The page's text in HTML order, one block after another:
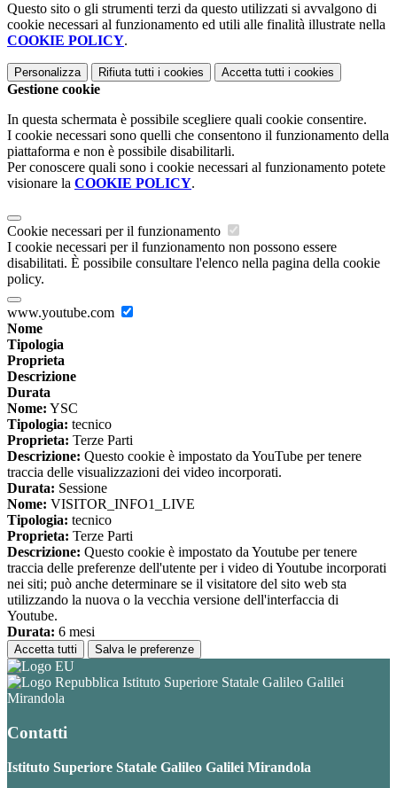
Questo sito o gli strumenti terzi da questo utilizzati si avvalgono di
cookie necessari al funzionamento ed utili alle finalità illustrate nella
COOKIE POLICY.
Personalizza Rifiuta tutti i cookies Accetta tutti i cookies
Gestione cookie
In questa schermata è possibile scegliere quali cookie consentire.
I cookie necessari sono quelli che consentono il funzionamento della
piattaforma e non è possibile disabilitarli.
Per conoscere quali sono i cookie necessari al funzionamento potete
visionare la COOKIE POLICY.
Cookie necessari per il funzionamento
I cookie necessari per il funzionamento non possono essere
disabilitati. È possibile consultare l'elenco nella pagina della cookie
policy.
www.youtube.com
Nome
Tipologia
Proprieta
Descrizione
Durata
Nome: YSC
Tipologia: tecnico
Proprieta: Terze Parti
Descrizione: Questo cookie è impostato da YouTube per tenere
traccia delle visualizzazioni dei video incorporati.
Durata: Sessione
Nome: VISITOR_INFO1_LIVE
Tipologia: tecnico
Proprieta: Terze Parti
Descrizione: Questo cookie è impostato da Youtube per tenere
traccia delle preferenze dell'utente per i video di Youtube incorporati
nei siti; può anche determinare se il visitatore del sito web sta
utilizzando la nuova o la vecchia versione dell'interfaccia di
Youtube.
Durata: 6 mesi
Accetta tutti Salva le preferenze
Istituto Superiore Statale Galileo Galilei
Mirandola
Contatti
Istituto Superiore Statale Galileo Galilei Mirandola